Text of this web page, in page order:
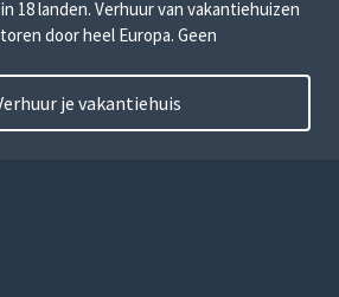
18 landen. Verhuur van vakantiehuizen
door heel Europa. Geen
je vakantiehuis